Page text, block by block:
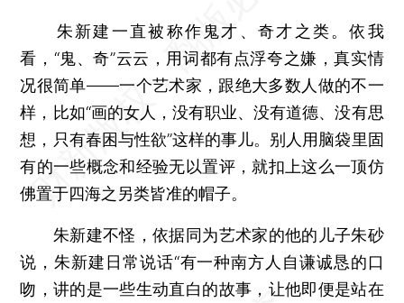
朱新建一直被称作鬼才、奇才之类。依我
看，“鬼、奇”云云，用词都有点浮夸之嫌，真实情
况很简单——一个艺术家，跟绝大多数人做的不一
样，比如“画的女人，没有职业、没有道德、没有思
想，只有春困与性欲”这样的事儿。别人用脑袋里固
有的一些概念和经验无以置评，就扣上这么一顶仿
佛置于四海之另类皆准的帽子。
朱新建不怪，依据同为艺术家的他的儿子朱砂
说，朱新建日常说话“有一种南方人自谦诚恳的口
吻，讲的是一些生动直白的故事，让他即便是站在